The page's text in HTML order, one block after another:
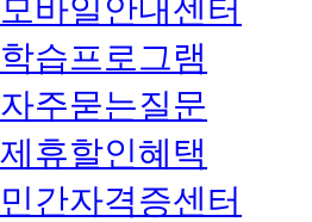
모바일안내센터
학습프로그램
자주묻는질문
제휴할인혜택
민간자격증센터